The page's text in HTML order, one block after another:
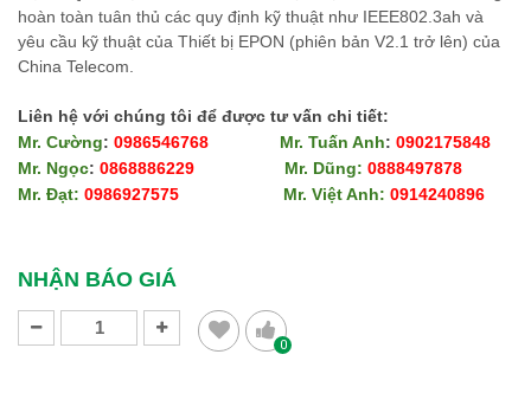
hoàn toàn tuân thủ các quy định kỹ thuật như IEEE802.3ah và
yêu cầu kỹ thuật của Thiết bị EPON (phiên bản V2.1 trở lên) của
China Telecom.
Liên hệ với chúng tôi để được tư vấn chi tiết:
Mr. Cường: 0986546768 Mr. Tuấn Anh: 0902175848
Mr. Ngọc: 0868886229 Mr. Dũng: 0888497878
Mr. Đạt: 0986927575 Mr. Việt Anh: 0914240896​​​​​​​
NHẬN BÁO GIÁ
0